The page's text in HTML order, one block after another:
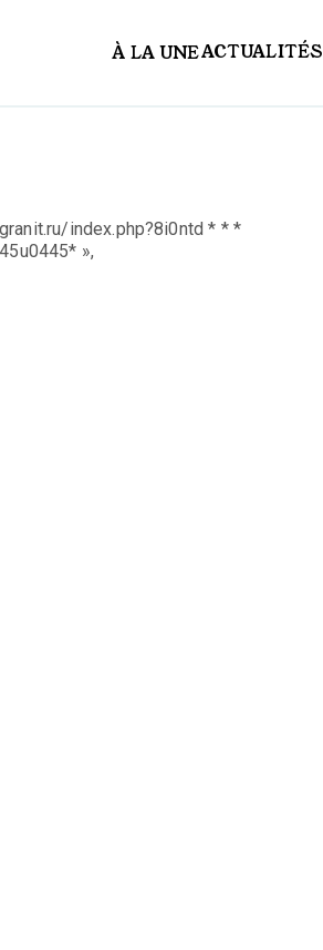
À LA UNEACTUALITÉS
index.php?8i0ntd * * *
»,